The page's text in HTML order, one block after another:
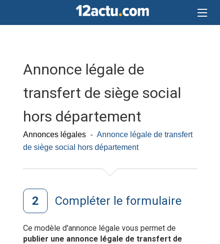
Annonce légale de
transfert de siège social
hors département
Annonces légales - Annonce légale de transfert
de siège social hors département
Compléter le formulaire
Ce modèle d'annonce légale vous permet de
publier une annonce légale de transfert de